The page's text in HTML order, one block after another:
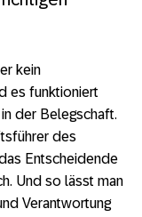
kein
es funktioniert
der Belegschaft.
des
Entscheidende
Und so lässt man
Verantwortung